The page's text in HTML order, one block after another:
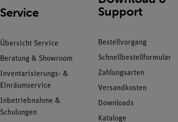
Service
Übersicht Service
Beratung & Showroom
Inventarisierungs- &
Einräumservice
Inbetriebnahme &
Schulungen
Support
Bestellvorgang
Schnellbestellformular
Zahlungsarten
Versandkosten
Downloads
Kataloge